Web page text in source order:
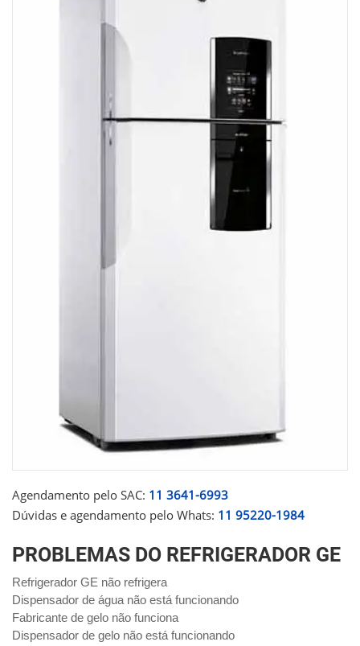
Agendamento pelo SAC: 11 3641-6993
Dúvidas e agendamento pelo Whats: 11 95220-1984
PROBLEMAS DO REFRIGERADOR GE
Refrigerador GE não refrigera
Dispensador de água não está funcionando
Fabricante de gelo não funciona
Dispensador de gelo não está funcionando